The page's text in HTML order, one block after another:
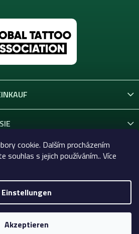
cookie. Dalším procházením
s jejich používáním.. Více
Einstellungen
Akzeptieren
Supply.at | Alles für Tattoo und
up. Alle Rechte vorbehalten.